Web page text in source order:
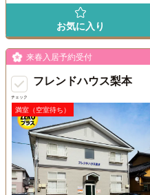
お気に入り
チェック
来春入居予約受付
フレンドハウス梨本
満室（空室待ち）